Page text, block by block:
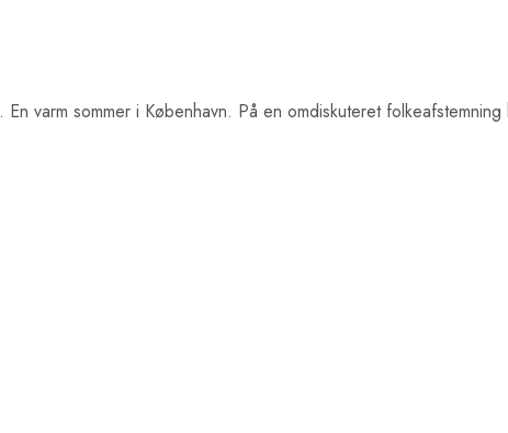
. En varm sommer i København. På en omdiskuteret